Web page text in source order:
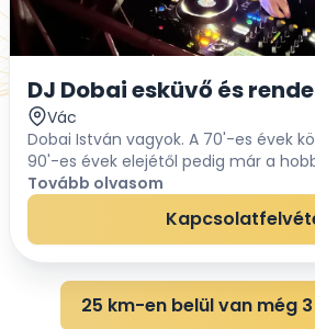
DJ Dobai esküvő és
Vác
Dobai István vagyok. A 70'-es évek
90'-es évek elejétől pedig már a
Ebből adódóan széleskörű zenei
repertoárral rendelkezem, rugalmasan
Tovább olvasom
25 km-en belül van még